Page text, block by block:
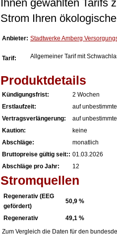
Ihnen gewählten Tarifs
Strom Ihren
Anbieter: Stadtwerke Amberg
Tarif: Allgemeiner Tarif mit
Produktdetails
Kündigungsfrist:
2 Wochen
Erstlaufzeit:
auf
Vertragsverlängerung:
auf
Kaution:
keine
Abschläge:
monatlich
Bruttopreise gültig seit:: 01.03.2026
Abschläge pro Jahr:
12
Stromquellen
Regenerativ (EEG
gefördert)
50,9 %
Regenerativ
49,1 %
Zum Vergleich die Daten für den